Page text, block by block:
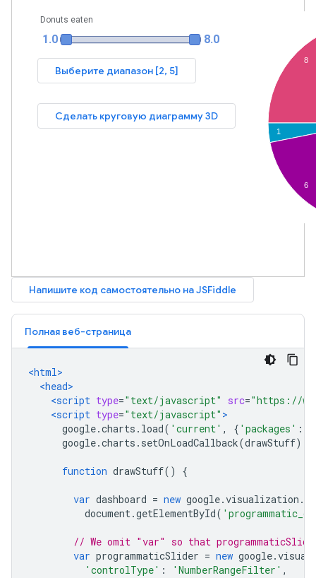
Полная веб-страница
<html>
<head>
<script type="text/javascript" src="https://
<script type="text/javascript" >
google.charts . load( 'current' , { 'packages' :[
google.charts . setOnLoadCallback(drawStuff);
function drawStuff() {
var dashboard = new google.visualization .
document.getElementById(
// We omit "var" so that
var programmaticSlider = new google.
'controlType' : 'NumberRangeFilter' ,